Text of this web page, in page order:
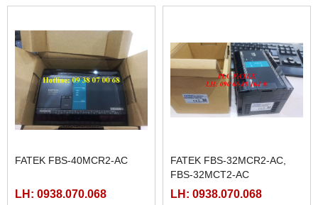
MÀN HÌNH HITECH
PWS5610T-S
LH: 0938.070.068
FATEK FBS-24MAR2-AC
LH: 0938.070.068